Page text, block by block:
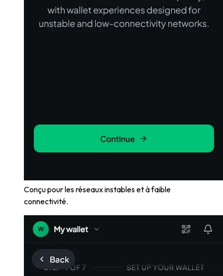
Conçu pour les réseaux instables et à faible
connectivité.